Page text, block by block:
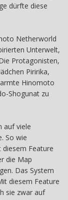
dürfte diese
Netherworld
Unterwelt,
Protagonisten,
Piririka,
Hinomoto
Shogunat zu
auf viele
So wie
diesem Feature
die Map
Das System
diesem Feature
sie zwar auf